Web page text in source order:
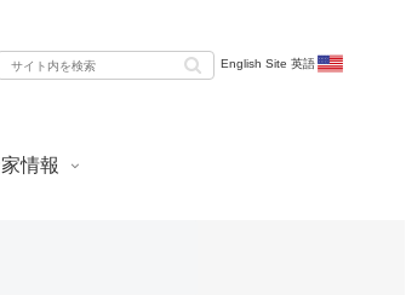
English Site 英語
情報